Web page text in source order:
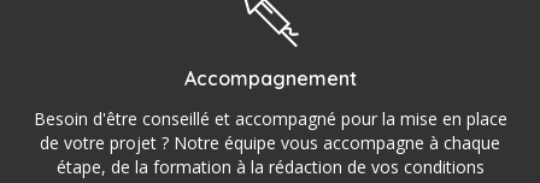
Accompagnement
Besoin d'être conseillé et accompagné pour la mise en place
de votre projet ? Notre équipe vous accompagne à chaque
étape, de la formation à la rédaction de vos conditions